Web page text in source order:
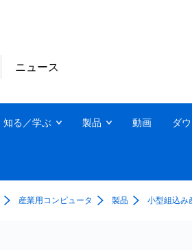
ニュース
知る／学ぶ 製品 動画 ダ
産業用コンピュータ 製品 小型組込み